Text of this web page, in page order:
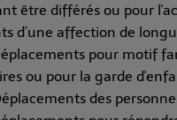
être différés ou pour
d’une affection de
pour motif
ou pour la garde
des